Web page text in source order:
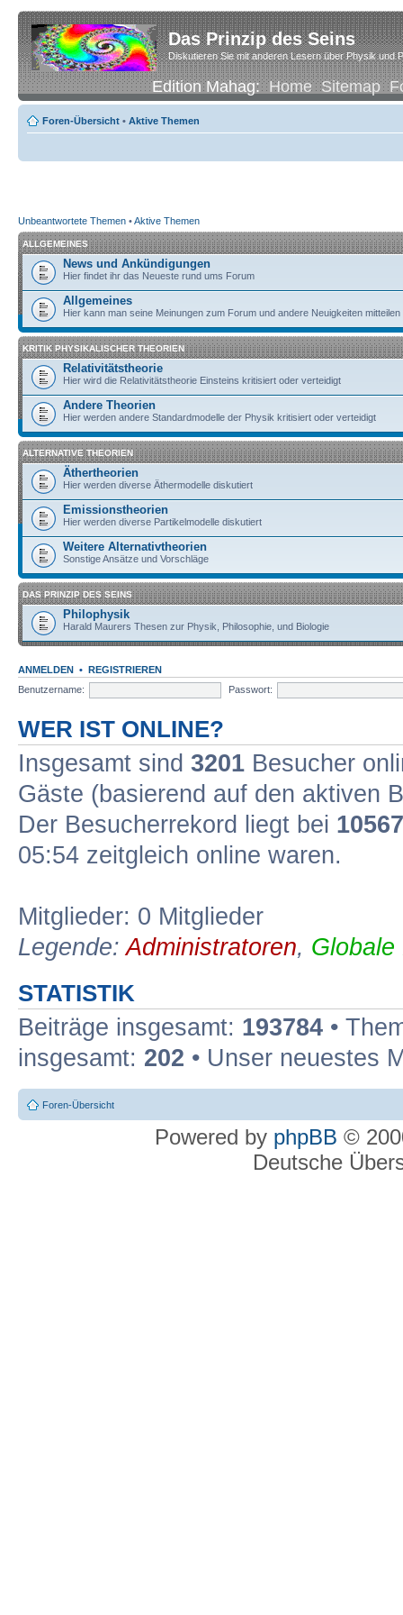
Das Prinzip des Seins
Diskutieren Sie mit anderen Lesern über Physik und
Edition Mahag:Home Sitemap
Foren-Übersicht • Aktive Themen
Unbeantwortete Themen •Aktive Themen
ALLGEMEINES
News und Ankündigungen
Hier findet ihr das Neueste rund ums Forum
Allgemeines
Hier kann man seine Meinungen zum Forum und andere Neuigkeiten mitteilen
KRITIK PHYSIKALISCHER THEORIEN
Relativitätstheorie
Hier wird die Relativitätstheorie Einsteins kritisiert oder verteidigt
Andere Theorien
Hier werden andere Standardmodelle der Physik kritisiert oder verteidigt
ALTERNATIVE THEORIEN
Äthertheorien
Hier werden diverse Äthermodelle diskutiert
Emissionstheorien
Hier werden diverse Partikelmodelle diskutiert
Weitere Alternativtheorien
Sonstige Ansätze und Vorschläge
DAS PRINZIP DES SEINS
Philophysik
Harald Maurers Thesen zur Physik, Philosophie, und Biologie
ANMELDEN • REGISTRIEREN
Benutzername:
Passwort:
WER IST ONLINE?
Insgesamt sind 3201 Besucher
Gäste (basierend auf den aktiven
Der Besucherrekord liegt bei 10567
05:54 zeitgleich online waren.
Mitglieder: 0 Mitglieder
Legende:Administratoren, Globale
STATISTIK
Beiträge insgesamt: 193784 •
insgesamt: 202 • Unser neuestes
Foren-Übersicht
Powered by phpBB ©
Deutsche